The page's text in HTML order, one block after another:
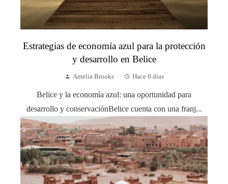
Estrategias de economía azul para la protección
y desarrollo en Belice
Amelia Brooks Hace 6 días
Belice y la economía azul: una oportunidad para
desarrollo y conservaciónBelice cuenta con una franj...